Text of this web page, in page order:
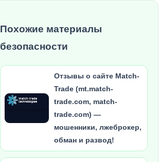
Похожие материалы
безопасности
Отзывы о сайте Match-
Trade (mt.match-
trade.com, match-
trade.com) —
мошенники, лжеброкер,
обман и развод!